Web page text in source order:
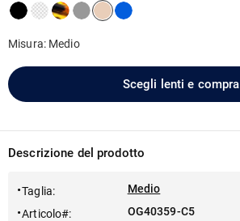
Misura: Medio
Scegli lenti e compra
Descrizione del prodotto
Taglia:
Medio
Articolo#:
OG40359-C5